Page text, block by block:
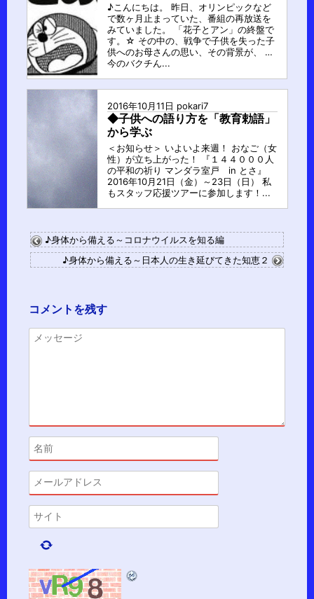
♪こんにちは。 昨日、オリンピックなど
で数ヶ月止まっていた、番組の再放送を
みていました。 「花子とアン」の終盤で
す。☆ その中の、戦争で子供を失った子
供へのお母さんの思い、その背景が、 …
今のバクチん...
2016年10月11日 pokari7
◆子供への語り方を「教育勅語」
から学ぶ
＜お知らせ＞ いよいよ来週！ おなご（女
性）が立ち上がった！ 『１４４０００人
の平和の祈り マンダラ室戸 in とさ』
2016年10月21日（金）～23日（日） 私
もスタッフ応援ツアーに参加します！...
♪身体から備える～コロナウイルスを知る編
♪身体から備える～日本人の生き延びてきた知恵２
コメントを残す